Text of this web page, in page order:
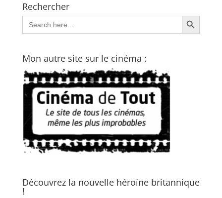
Rechercher
Search
for:
Search Button
Mon autre site sur le cinéma :
Découvrez la nouvelle héroïne britannique
!